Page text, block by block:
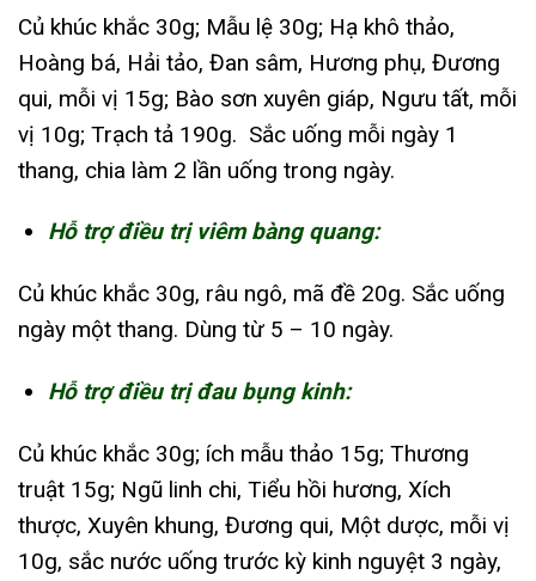
Củ khúc khắc 30g; Mẫu lệ 30g; Hạ khô thảo,
Hoàng bá, Hải tảo, Đan sâm, Hương phụ, Đương
qui, mỗi vị 15g; Bào sơn xuyên giáp, Ngưu tất, mỗi
vị 10g; Trạch tả 190g. Sắc uống mỗi ngày 1
thang, chia làm 2 lần uống trong ngày.
Hỗ trợ điều trị viêm bàng quang:
Củ khúc khắc 30g, râu ngô, mã đề 20g. Sắc uống
ngày một thang. Dùng từ 5 – 10 ngày.
Hỗ trợ điều trị đau bụng kinh:
Củ khúc khắc 30g; ích mẫu thảo 15g; Thương
truật 15g; Ngũ linh chi, Tiểu hồi hương, Xích
thược, Xuyên khung, Đương qui, Một dược, mỗi vị
10g, sắc nước uống trước kỳ kinh nguyệt 3 ngày,